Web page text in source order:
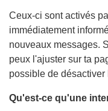
Ceux-ci sont activés
immédiatement
nouveaux messages.
peux l'ajuster sur ta
possible de
Qu'est-ce qu'une